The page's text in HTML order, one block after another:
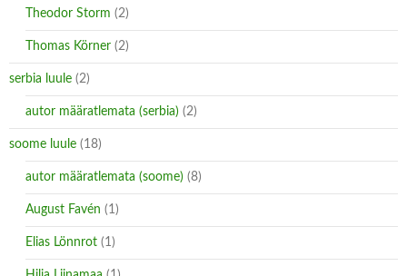
Theodor Storm (2)
Thomas Körner (2)
serbia luule (2)
autor määratlemata (serbia) (2)
soome luule (18)
autor määratlemata (soome) (8)
August Favén (1)
Elias Lönnrot (1)